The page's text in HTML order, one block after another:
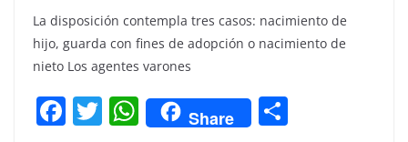
La disposición contempla tres casos: nacimiento de
hijo, guarda con fines de adopción o nacimiento de
nieto Los agentes varones
F T W Share